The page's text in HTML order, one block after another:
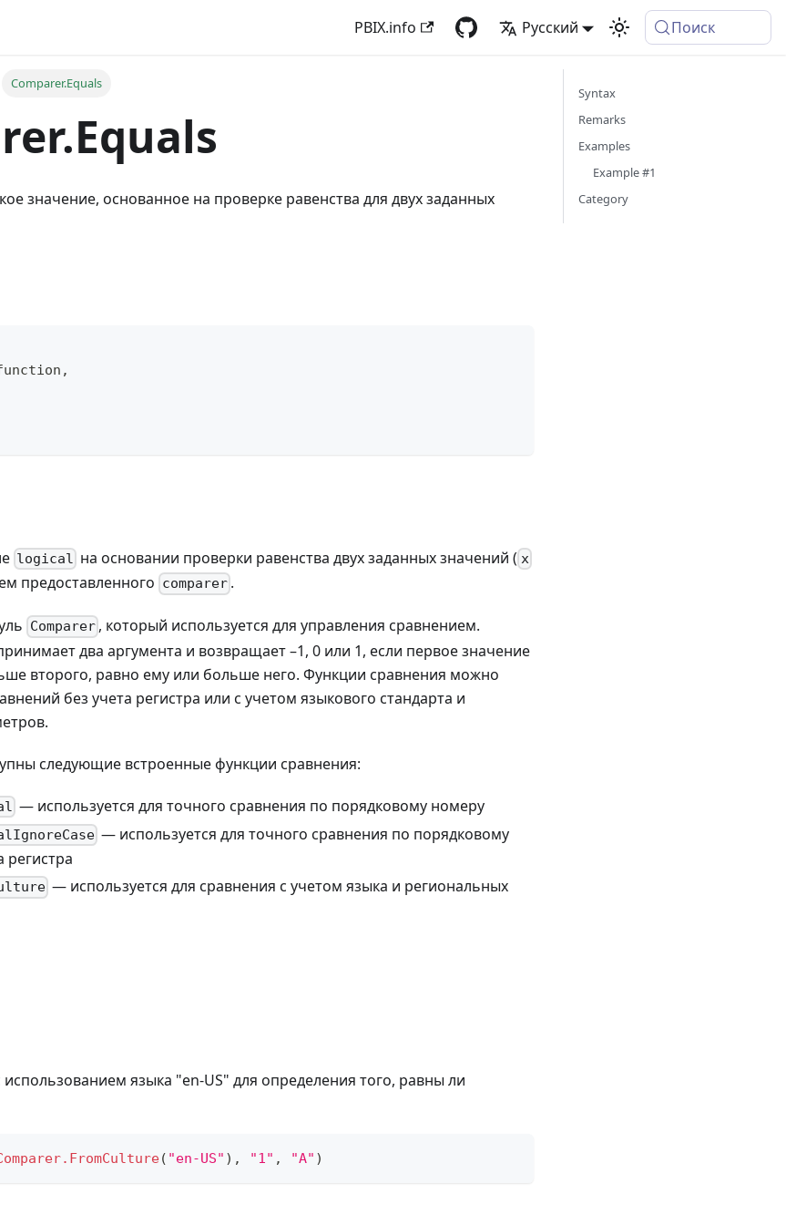
PBIX.info Русский Поиск
Comparer.Equals
значение, основанное на проверке равенства для двух заданных
,
logical на основании проверки равенства двух заданных значений ( x
предоставленного comparer.
Comparer, который используется для управления сравнением.
два аргумента и возвращает –1, 0 или 1, если первое значение
второго, равно ему или больше него. Функции сравнения можно
без учета регистра или с учетом языкового стандарта и
следующие встроенные функции сравнения:
— используется для точного сравнения по порядковому номеру
— используется для точного сравнения по порядковому
регистра
— используется для сравнения с учетом языка и региональных
языка "en-US" для определения того, равны ли
( "en-US" ) , "1" , "A" )
Syntax
Remarks
Examples
Example #1
Category